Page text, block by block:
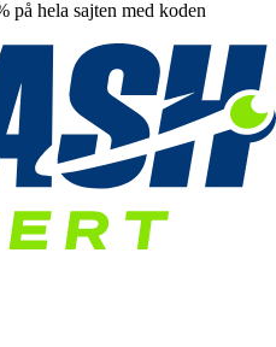
hela sajten med koden